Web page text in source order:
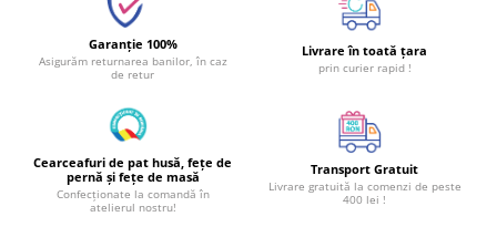
Garanție 100%
Asigurăm returnarea banilor, în caz
de retur
Livrare în toată țara
prin curier rapid !
Cearceafuri de pat husă, fețe de
pernă și fețe de masă
Confecționate la comandă în
atelierul nostru!
Transport Gratuit
Livrare gratuită la comenzi de peste
400 lei !